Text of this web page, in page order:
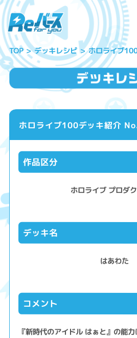
TOP デッキレシピ ホロライブ
ホロライブ100デッキ紹介
作品区分
ホロライブ プロダ
デッキ名
はあわた
コメント
『新時代のアイドル はぁと』の能